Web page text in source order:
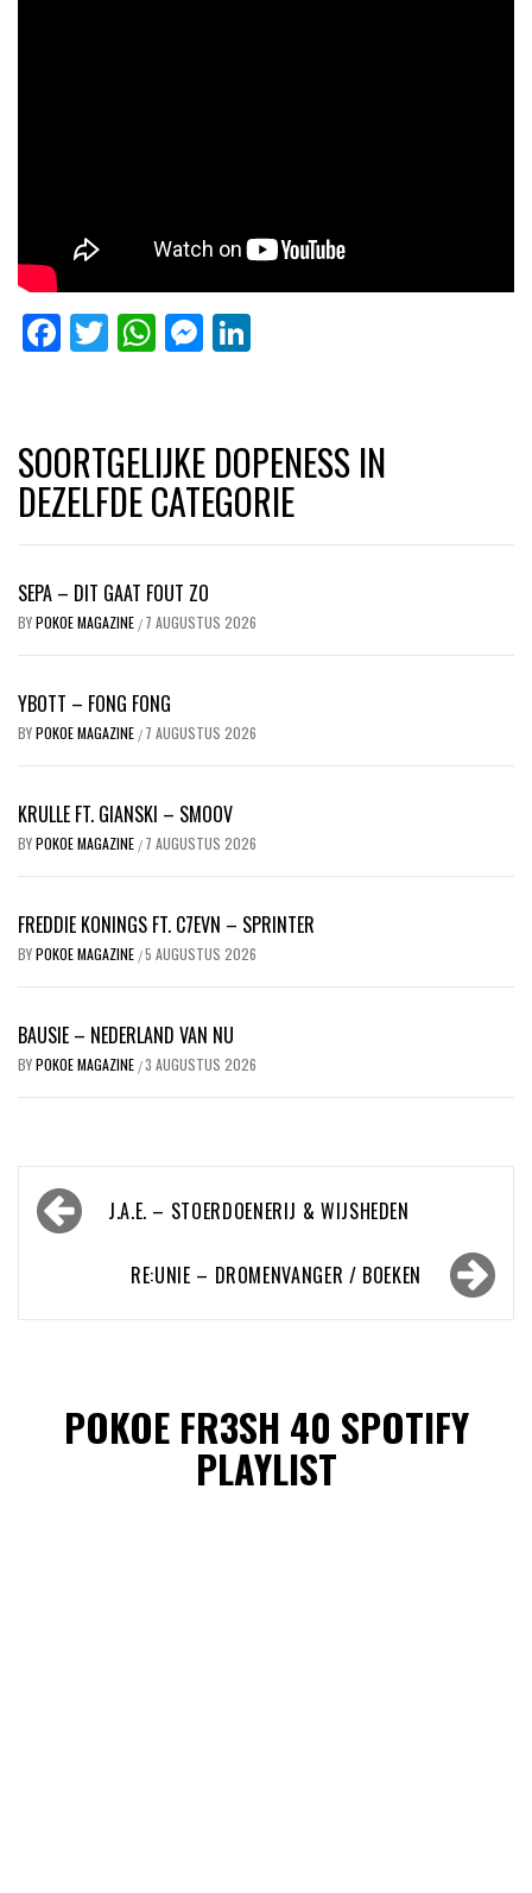
Facebook
Twitter
WhatsApp
Messenger
SOORTGELIJKE DOPENESS IN
DEZELFDE CATEGORIE
SEPA – DIT GAAT FOUT ZO
BYPOKOE MAGAZINE / 7 AUGUSTUS 2026
YBOTT – FONG FONG
BYPOKOE MAGAZINE / 7 AUGUSTUS 2026
KRULLE FT. GIANSKI – SMOOV
BYPOKOE MAGAZINE / 7 AUGUSTUS 2026
FREDDIE KONINGS FT. C7EVN – SPRINTER
BYPOKOE MAGAZINE /5 AUGUSTUS 2026
BAUSIE – NEDERLAND VAN NU
BYPOKOE MAGAZINE /3 AUGUSTUS 2026
Bericht
navigatieJ.A.E. – STOERDOENERIJ & WIJSHEDEN
RE:UNIE – DROMENVANGER / BOEKEN
POKOE FR3SH 40 SPOTIFY
PLAYLIST